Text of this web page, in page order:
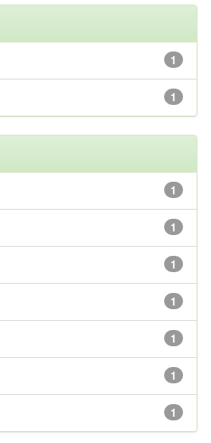
1
1
1
1
1
1
1
1
1